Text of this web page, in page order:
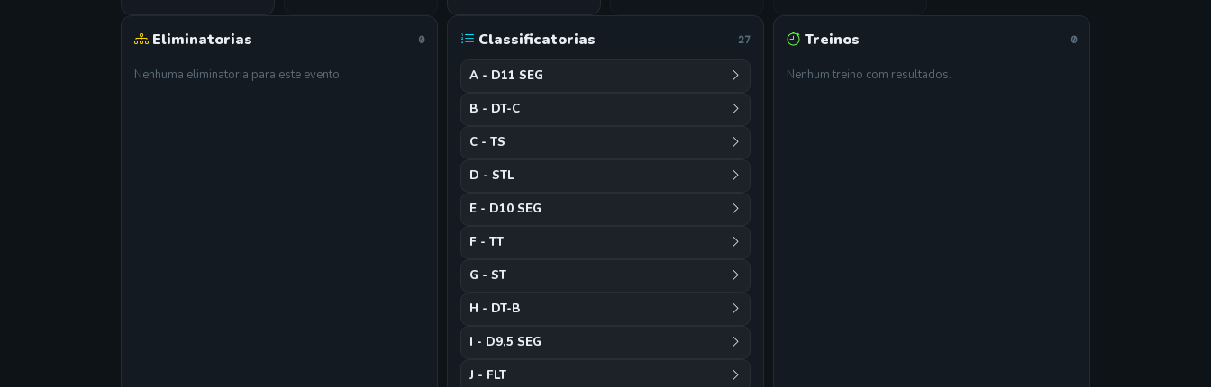
Eliminatorias 0
Nenhuma eliminatoria para este evento.
Classificatorias 27
A - D11 SEG
B - DT-C
C - TS
D - STL
E - D10 SEG
F - TT
G - ST
H - DT-B
I - D9,5 SEG
J - FLT
Treinos 0
Nenhum treino com resultados.